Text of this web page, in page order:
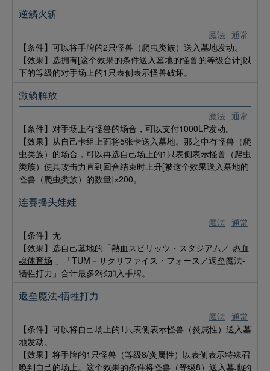
魔法 通常
逆鳞火斩
【条件】可以将手牌的2只怪兽（爬虫类族）送入墓地发动。
【效果】选拥有[这个效果的条件送入墓地的怪兽的等级合计]以
下的等级的对手场上的1只表侧表示怪兽破坏。
魔法 通常
激鳞解放
【条件】对手场上有怪兽的场合，可以支付1000LP发动。
【效果】从自己卡组上面将5张卡送入墓地。那之中有怪兽（爬
虫类族）的场合，可以再选自己场上的1只表侧表示怪兽（爬虫
类族）使其攻击力直到回合结束时上升[被这个效果送入墓地的
怪兽（爬虫类族）的数量]×200。
魔法 通常
连赛摇头娃娃
【条件】无
【效果】选自己墓地的「熱血スピリッツ・スタジアム／ 热血
魂体育场 」「TUM－サクリファイス・フォース／返垒魔法-
牺牲打力」合计最多2张加入手牌。
魔法 通常
返垒魔法-牺牲打力
【条件】可以将自己场上的1只表侧表示怪兽（炎属性）送入墓
地发动。
【效果】将手牌的1只怪兽（等级8/炎属性）以表侧表示特殊召
唤到自己的场上。这个效果的条件将怪兽（等级8）送入墓地的